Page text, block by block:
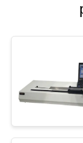
PLAN
PRIVACY
POLICY